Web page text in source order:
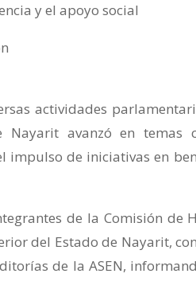
y el apoyo social
actividades
Nayarit avanzó en temas
impulso de iniciativas en
de la Comisión de
del Estado de Nayarit,
de la ASEN,